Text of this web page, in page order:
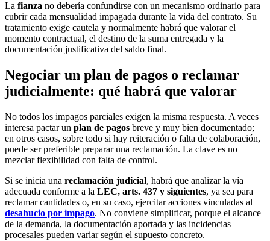
La fianza no debería confundirse con un mecanismo ordinario para
cubrir cada mensualidad impagada durante la vida del contrato. Su
tratamiento exige cautela y normalmente habrá que valorar el
momento contractual, el destino de la suma entregada y la
documentación justificativa del saldo final.
Negociar un plan de pagos o reclamar
judicialmente: qué habrá que valorar
No todos los impagos parciales exigen la misma respuesta. A veces
interesa pactar un plan de pagos breve y muy bien documentado;
en otros casos, sobre todo si hay reiteración o falta de colaboración,
puede ser preferible preparar una reclamación. La clave es no
mezclar flexibilidad con falta de control.
Si se inicia una reclamación judicial, habrá que analizar la vía
adecuada conforme a la LEC, arts. 437 y siguientes, ya sea para
reclamar cantidades o, en su caso, ejercitar acciones vinculadas al
desahucio por impago. No conviene simplificar, porque el alcance
de la demanda, la documentación aportada y las incidencias
procesales pueden variar según el supuesto concreto.